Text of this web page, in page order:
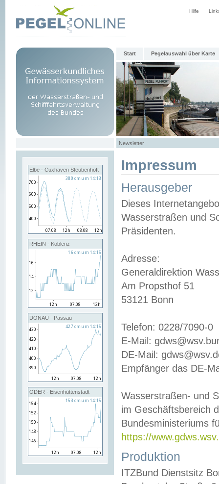
Hilfe
Start Pegelauswahl über Karte
Newsletter
Elbe - Cuxhaven Steubenhöft
RHEIN - Koblenz
DONAU - Passau
ODER - Eisenhüttenstadt
Impressum
Herausgeber
Dieses
Wasserstraßen und
Präsidenten.
Adresse:
Generaldirektion
Am Propsthof 51
53121 Bonn
Telefon: 0228/7090-0
E-Mail:
DE-Mail:
Empfänger das DE-
Wasserstraßen- und
im Geschäftsbereich
Bundesministeriums
https://
Produktion
ITZBund Dienstsitz